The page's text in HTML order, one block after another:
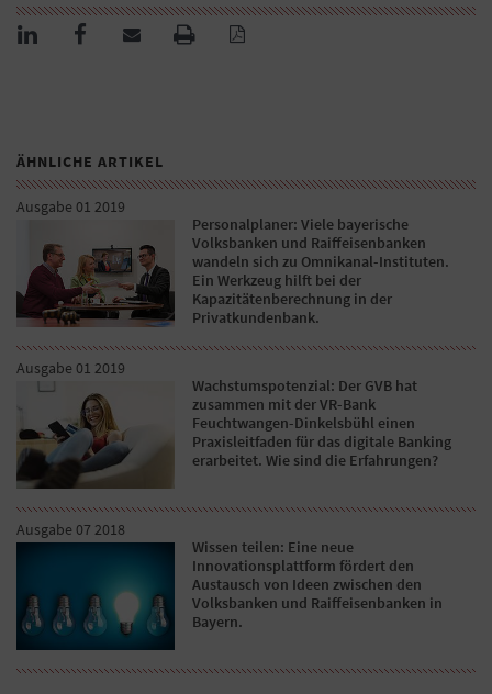
ÄHNLICHE ARTIKEL
Ausgabe 01 2019
Personalplaner: Viele bayerische
Volksbanken und Raiffeisenbanken
wandeln sich zu Omnikanal-Instituten.
Ein Werkzeug hilft bei der
Kapazitätenberechnung in der
Privatkundenbank.
Ausgabe 01 2019
Wachstumspotenzial: Der GVB hat
zusammen mit der VR-Bank
Feuchtwangen-Dinkelsbühl einen
Praxisleitfaden für das digitale Banking
erarbeitet. Wie sind die Erfahrungen?
Ausgabe 07 2018
Wissen teilen: Eine neue
Innovationsplattform fördert den
Austausch von Ideen zwischen den
Volksbanken und Raiffeisenbanken in
Bayern.